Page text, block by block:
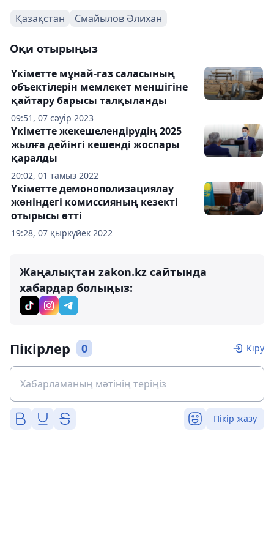
Қазақстан Смайылов Әлихан
Оқи отырыңыз
09:51, 07 сәуір 2023
Үкіметте мұнай-газ саласының
объектілерін мемлекет меншігіне
қайтару барысы талқыланды
20:02, 01 тамыз 2022
Үкіметте жекешелендірудің 2025
жылға дейінгі кешенді жоспары
қаралды
19:28, 07 қыркүйек 2022
Үкіметте демонополизациялау
жөніндегі комиссияның кезекті
отырысы өтті
Жаңалықтан zakon.kz сайтында
хабардар болыңыз:
Пікірлер 0 Кіру
Пікір жазу